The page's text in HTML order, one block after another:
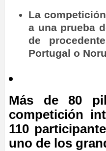
La
a una prueba
de
Portugal o
Más de 80
competición
110
uno de los